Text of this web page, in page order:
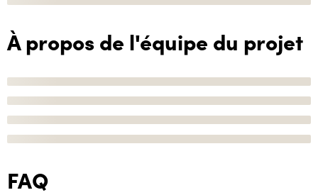
À propos de l'équipe du projet
FAQ